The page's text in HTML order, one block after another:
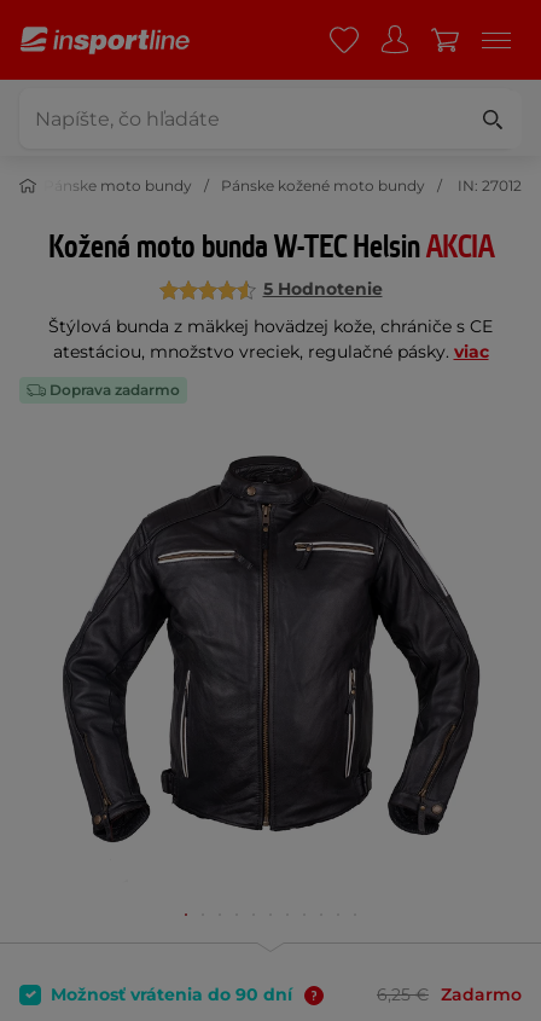
Pánske moto bundy Pánske kožené moto bundy IN: 27012
Kožená moto bunda W-TEC HelsinAKCIA
5 Hodnotenie
Štýlová bunda z mäkkej hovädzej kože, chrániče s CE
atestáciou, množstvo vreciek, regulačné pásky. viac
Doprava zadarmo
Možnosť vrátenia do 90 dní 6,25 € Zadarmo